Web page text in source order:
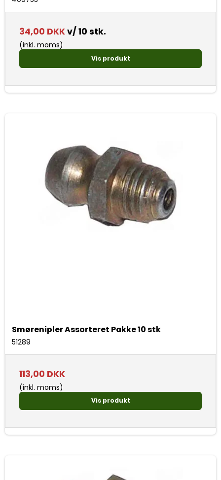
34,00 DKKv/ 10 stk.
(inkl. moms)
Vis produkt
Smørenipler Assorteret Pakke 10 stk
51289
113,00 DKK
(inkl. moms)
Vis produkt